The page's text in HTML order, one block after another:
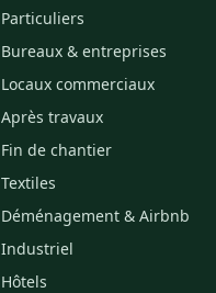
Particuliers
Bureaux & entreprises
Locaux commerciaux
Après travaux
Fin de chantier
Textiles
Déménagement & Airbnb
Industriel
Hôtels